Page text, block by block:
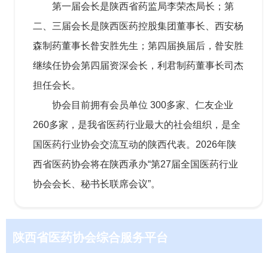
第一届会长是陕西省药监局李荣杰局长；第
二、三届会长是陕西医药控股集团董事长、西安杨
森制药董事长昝安胜先生；第四届换届后，昝安胜
继续任协会第四届资深会长，利君制药董事长司杰
担任会长。
协会目前拥有会员单位 300多家、仁友企业
260多家，是我省医药行业最大的社会组织，是全
国医药行业协会交流互动的陕西代表。2026年陕
西省医药协会将在陕西承办“第27届全国医药行业
协会会长、秘书长联席会议”。
陕西省医药协会综合服务平台